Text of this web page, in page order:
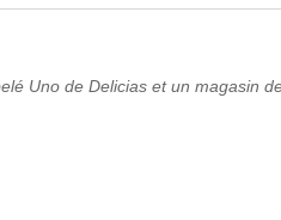
Uno de Delicias et un magasin